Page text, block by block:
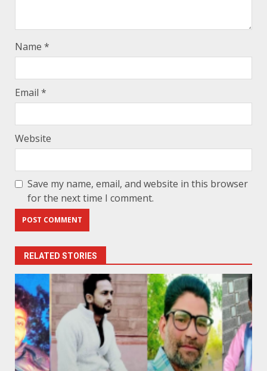
Name *
Email *
Website
Save my name, email, and website in this browser
for the next time I comment.
RELATED STORIES